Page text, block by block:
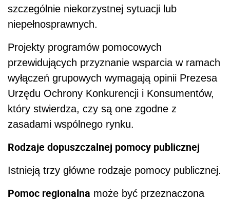
szczególnie niekorzystnej sytuacji lub
niepełnosprawnych.
Projekty programów pomocowych
przewidujących przyznanie wsparcia w ramach
wyłączeń grupowych wymagają opinii Prezesa
Urzędu Ochrony Konkurencji i Konsumentów,
który stwierdza, czy są one zgodne z
zasadami wspólnego rynku.
Rodzaje dopuszczalnej pomocy publicznej
Istnieją trzy główne rodzaje pomocy publicznej.
Pomoc regionalna może być przeznaczona